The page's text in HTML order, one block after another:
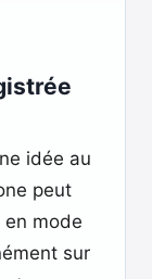
idée au
peut
mode
sur